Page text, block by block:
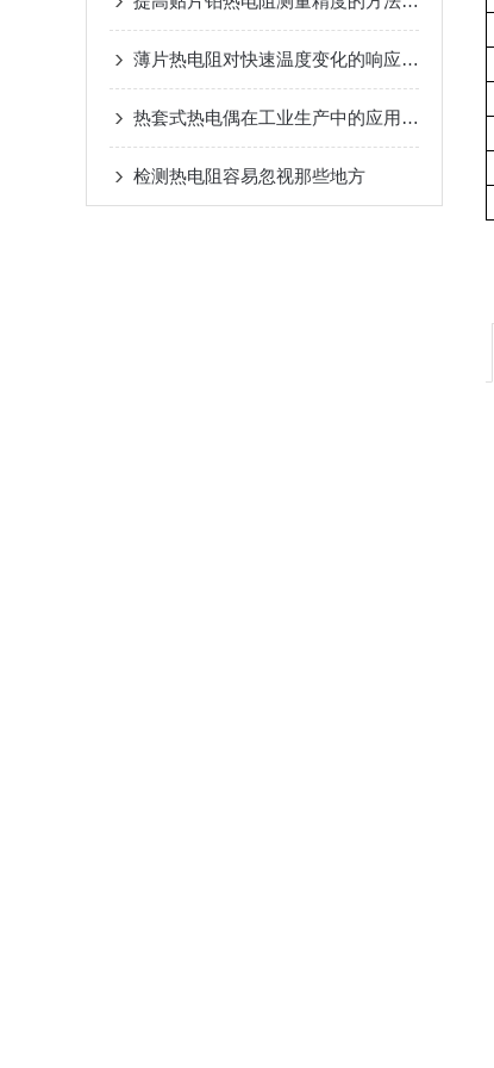
薄片热电阻对快速温度变化的响应特性
热套式热电偶在工业生产中的应用优势
检测热电阻容易忽视那些地方